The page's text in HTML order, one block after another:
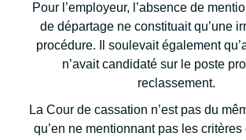
Pour l’employeur, l’absence de
de départage ne constituait qu’une
procédure. Il soulevait également
n’avait candidaté sur le poste
reclassement.
La Cour de cassation n’est pas du
qu’en ne mentionnant pas les